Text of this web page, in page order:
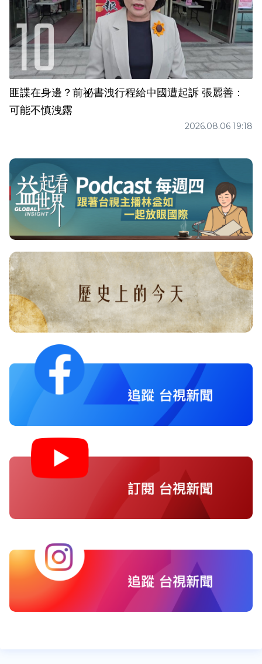
匪諜在身邊？前祕書洩行程給中國遭起訴 張麗善：
可能不慎洩露
2026.08.06 19:18